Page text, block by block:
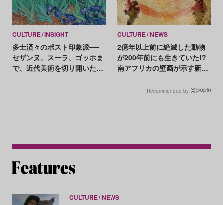
CULTURE INSIGHT
多士済々のポスト印象派──
セザンヌ、スーラ、ゴッホま
で、近代美術を切り開いた革
CULTURE NEWS
2億年以上前に絶滅した動物
が200年前にも生きていた!?
南アフリカの壁画が示す新た
Recommended by
CULTURE NEWS